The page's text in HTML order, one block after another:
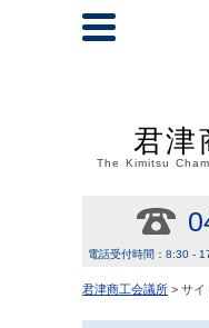
君津
The Kimitsu
電話受付時間：8:30 -
君津商工会議所 > サイ